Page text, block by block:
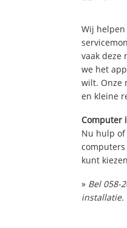
Wij
vaak deze
we het
wilt. Onze
en kleine
Computer
Nu hulp
kunt
» Bel 058-
installatie.